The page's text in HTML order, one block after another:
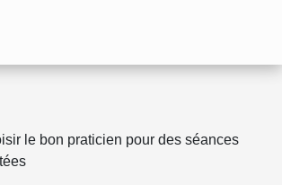
le bon praticien pour des séances